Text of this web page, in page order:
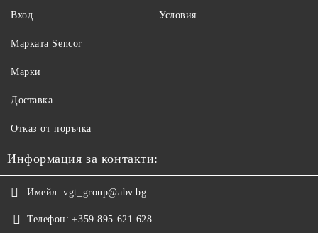
Вход Условия
Maрката Sencor
Марки
Доставка
Отказ от поръчка
Информация за контакти:
Имейл: vgt_group@abv.bg
Телефон: +359 895 621 628